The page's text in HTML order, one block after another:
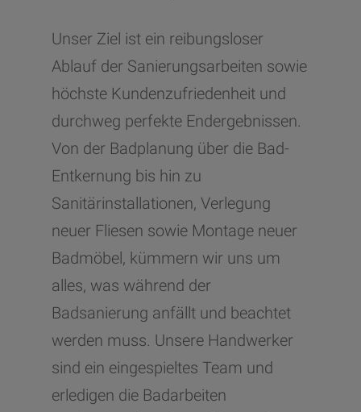
Unser Ziel ist ein reibungsloser
Ablauf der Sanierungsarbeiten sowie
höchste Kundenzufriedenheit und
durchweg perfekte Endergebnissen.
Von der Badplanung über die Bad-
Entkernung bis hin zu
Sanitärinstallationen, Verlegung
neuer Fliesen sowie Montage neuer
Badmöbel, kümmern wir uns um
alles, was während der
Badsanierung anfällt und beachtet
werden muss. Unsere Handwerker
sind ein eingespieltes Team und
erledigen die Badarbeiten